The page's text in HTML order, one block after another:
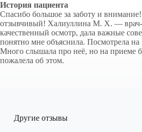
История пациента
Спасибо большое за заботу и
отзывчивый! Халиуллина М. Х. — врач-
качественный осмотр, дала важные
понятно мне объяснила. Посмотрела
Много слышала про неё, но на приеме
пожалела об этом.
Другие отзывы